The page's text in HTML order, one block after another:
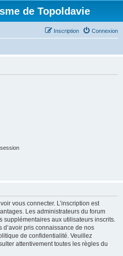
de Topoldavie
Connexion
Inscription
vous connecter. L’inscription est
Les administrateurs du forum
aux utilisateurs inscrits.
pris connaissance de nos
de confidentialité. Veuillez
attentivement toutes les règles du